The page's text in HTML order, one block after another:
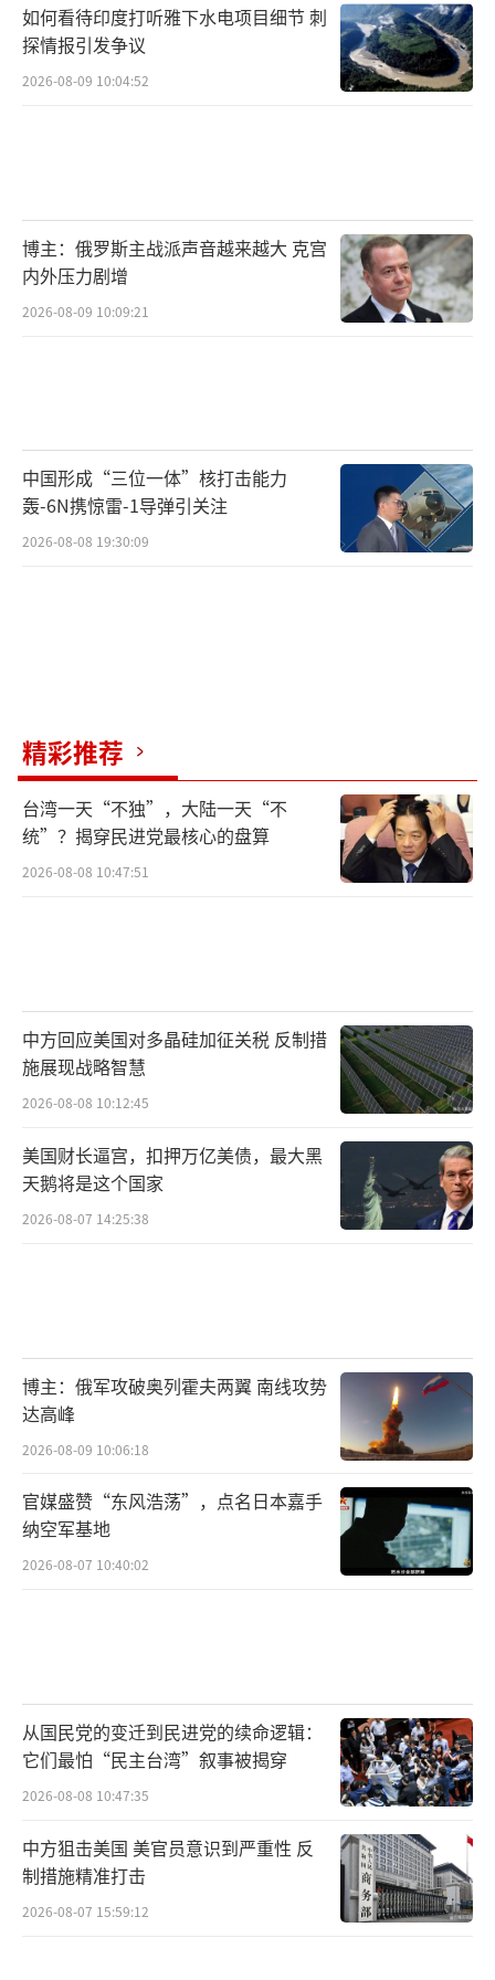
如何看待印度打听雅下水电项目细节 刺
探情报引发争议
2026-08-09 10:04:52
博主：俄罗斯主战派声音越来越大 克宫
内外压力剧增
2026-08-09 10:09:21
中国形成“三位一体”核打击能力
轰-6N携惊雷-1导弹引关注
2026-08-08 19:30:09
精彩推荐
台湾一天“不独”，大陆一天“不
统”？揭穿民进党最核心的盘算
2026-08-08 10:47:51
中方回应美国对多晶硅加征关税 反制措
施展现战略智慧
2026-08-08 10:12:45
美国财长逼宫，扣押万亿美债，最大黑
天鹅将是这个国家
2026-08-07 14:25:38
博主：俄军攻破奥列霍夫两翼 南线攻势
达高峰
2026-08-09 10:06:18
官媒盛赞“东风浩荡”，点名日本嘉手
纳空军基地
2026-08-07 10:40:02
从国民党的变迁到民进党的续命逻辑：
它们最怕“民主台湾”叙事被揭穿
2026-08-08 10:47:35
中方狙击美国 美官员意识到严重性 反
制措施精准打击
2026-08-07 15:59:12